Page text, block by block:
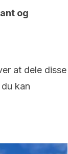
og
at dele disse
kan